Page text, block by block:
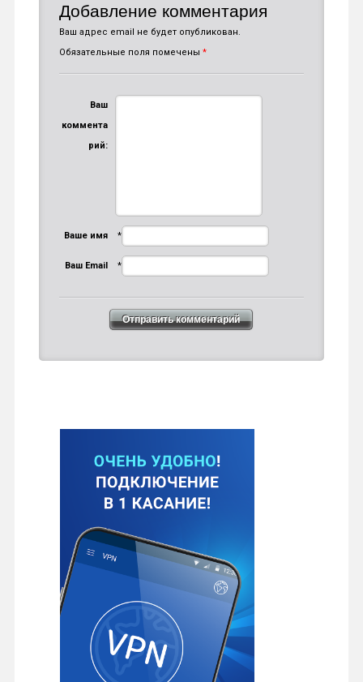
Добавление комментария
Ваш адрес email не будет опубликован.
Обязательные поля помечены *
Ваш
коммента
рий:
Ваше имя *
Ваш Email *